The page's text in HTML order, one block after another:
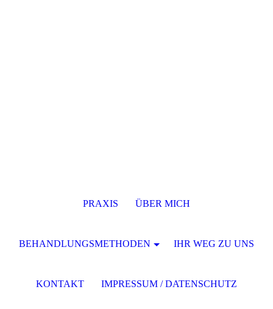
PRAXIS ÜBER MICH
BEHANDLUNGSMETHODEN IHR WEG ZU UNS
KONTAKT IMPRESSUM / DATENSCHUTZ